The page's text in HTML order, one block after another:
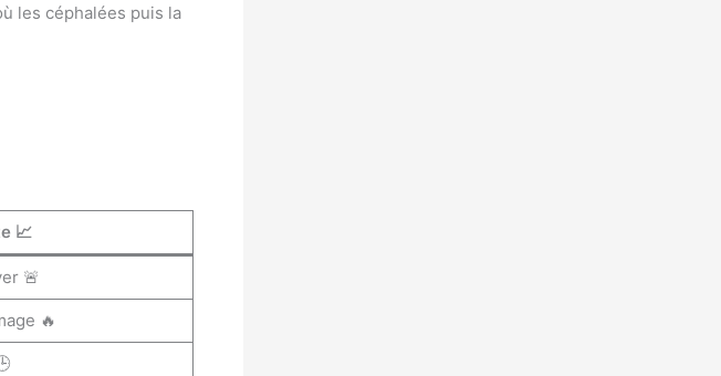
les céphalées puis la
📈
🚨
🔥